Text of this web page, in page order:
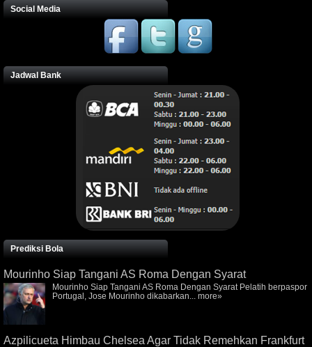
Social Media
Jadwal Bank
Prediksi Bola
Mourinho Siap Tangani AS Roma Dengan Syarat
Mourinho Siap Tangani AS Roma Dengan Syarat Pelatih berpaspor
Portugal, Jose Mourinho dikabarkan... more»
Azpilicueta Himbau Chelsea Agar Tidak Remehkan Frankfurt